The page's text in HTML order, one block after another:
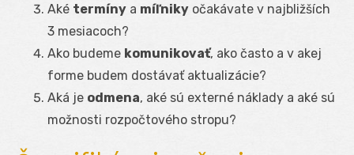
Aké termíny a míľniky očakávate v najbližších
3 mesiacoch?
Ako budeme komunikovať, ako často a v akej
forme budem dostávať aktualizácie?
Aká je odmena, aké sú externé náklady a aké sú
možnosti rozpočtového stropu?